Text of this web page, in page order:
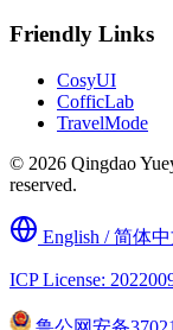
Friendly Links
CosyUI
CofficLab
TravelMode
© 2026 Qingdao
reserved.
English / 简体
ICP License: